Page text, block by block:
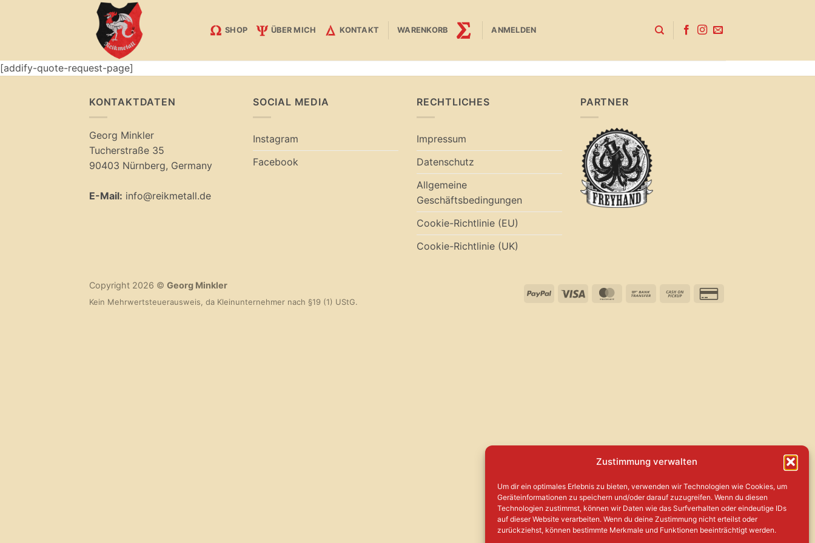
Zustimmung verwalten
Um dir ein optimales Erlebnis zu bieten, verwenden wir Technologien wie Cookies, um
Geräteinformationen zu speichern und/oder darauf zuzugreifen. Wenn du diesen
Technologien zustimmst, können wir Daten wie das Surfverhalten oder eindeutige IDs
auf dieser Website verarbeiten. Wenn du deine Zustimmung nicht erteilst oder
zurückziehst, können bestimmte Merkmale und Funktionen beeinträchtigt werden.
SHOP ÜBER MICH KONTAKT WARENKORB ANMELDEN
[addify-quote-request-page]
KONTAKTDATEN
Georg Minkler
Tucherstraße 35
90403 Nürnberg, Germany
E-Mail: info@reikmetall.de
SOCIAL MEDIA
Instagram
Facebook
RECHTLICHES
Impressum
Datenschutz
Allgemeine
Geschäftsbedingungen
Cookie-Richtlinie (EU)
Cookie-Richtlinie (UK)
PARTNER
PayPal Visa MasterCard
Bank
Cash
Copyright 2026 © Georg Minkler
Kein Mehrwertsteuerausweis, da Kleinunternehmer nach §19 (1) UStG.